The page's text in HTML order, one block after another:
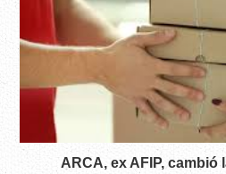
ARCA, ex AFIP, cambió